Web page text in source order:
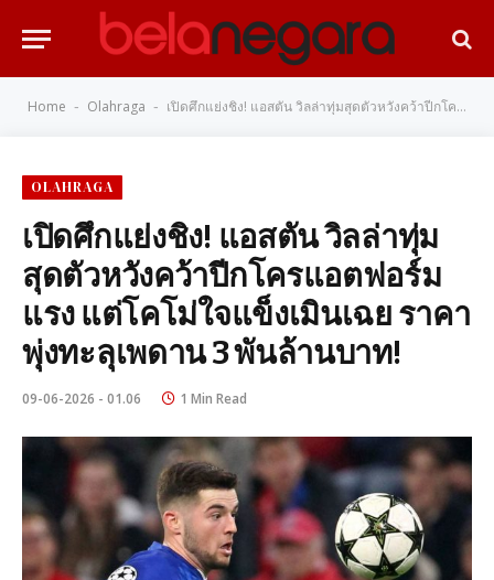
Home - Olahraga - เปิดศึกแย่งชิง! แอสตัน วิลล่าทุ่มสุดตัวหวังคว้าปีกโครแอตฟอร์มแรง แต่โคโม่ใจแข็งเมินเฉย ราคาพุ่งทะลุเพดาน 3 พันล้านบาท!
OLAHRAGA
เปิดศึกแย่งชิง! แอสตัน วิลล่าทุ่ม
สุดตัวหวังคว้าปีกโครแอตฟอร์ม
แรง แต่โคโม่ใจแข็งเมินเฉย ราคา
พุ่งทะลุเพดาน 3 พันล้านบาท!
09-06-2026 - 01.06 1 Min Read